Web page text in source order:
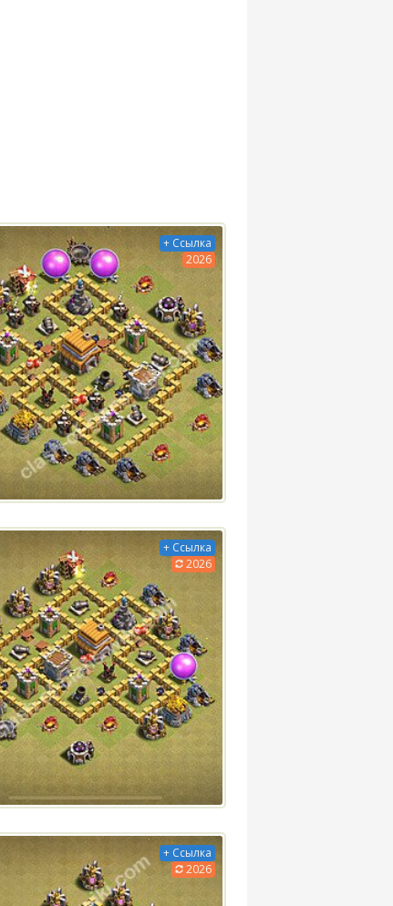
+ Ссылка
2026
+ Ссылка
2026
+ Ссылка
2026